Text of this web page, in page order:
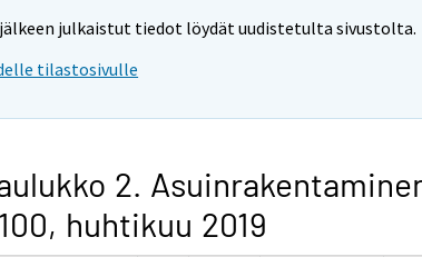
jälkeen julkaistut tiedot löydät uudistetulta sivustolta.
tilastosivulle
2.
huhtikuu 2019